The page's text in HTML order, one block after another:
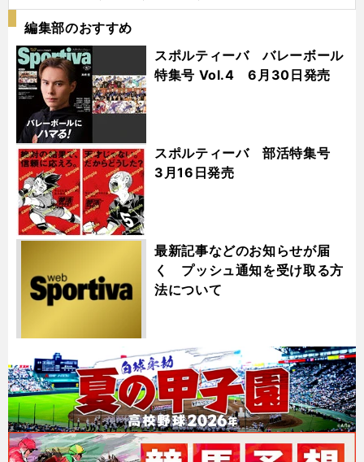
編集部のおすすめ
スポルティーバ バレーボール
特集号 Vol.4 6月30日発売
スポルティーバ 部活特集号
3月16日発売
最新記事などのお知らせが届
く プッシュ通知を受け取る方
法について